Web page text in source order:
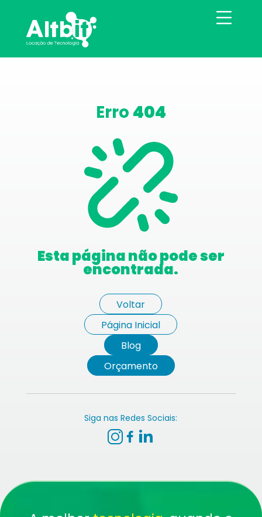
Erro 404
Esta página não pode ser
encontrada.
Voltar
Página Inicial
Blog
Orçamento
Siga nas Redes Sociais: